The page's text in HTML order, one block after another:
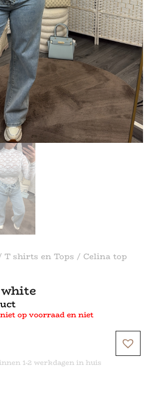
T shirts en Tops / Celina top
op voorraad en niet
1-2 werkdagen in huis